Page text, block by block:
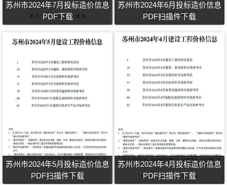
苏州市2024年7月投标造价信息
PDF下载
苏州市2024年6月投标造价信息
PDF扫描件下载
苏州市2024年5月投标造价信息
PDF扫描件下载
苏州市2024年4月投标造价信息
PDF扫描件下载